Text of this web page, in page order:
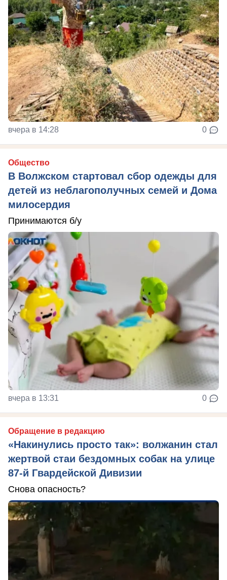
вчера в 14:28 0
Общество
В Волжском стартовал сбор одежды для
детей из неблагополучных семей и Дома
милосердия
Принимаются б/у
вчера в 13:31 0
Обращение в редакцию
«Накинулись просто так»: волжанин стал
жертвой стаи бездомных собак на улице
87-й Гвардейской Дивизии
Снова опасность?